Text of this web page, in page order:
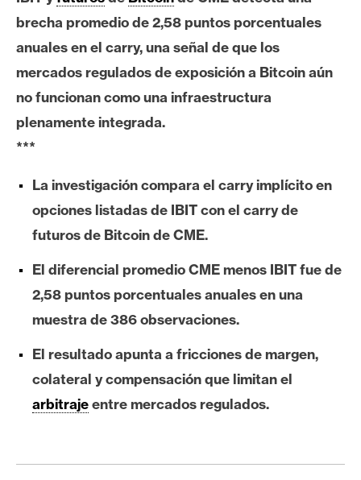
o
i
n
E
e
r
e
u
m
I
n
brecha promedio de 2,58 puntos porcentuales
anuales en el carry, una señal de que los
mercados regulados de exposición a Bitcoin aún
no funcionan como una infraestructura
plenamente integrada.
***
La investigación compara el carry implícito en
opciones listadas de IBIT con el carry de
futuros de Bitcoin de CME.
El diferencial promedio CME menos IBIT fue de
2,58 puntos porcentuales anuales en una
muestra de 386 observaciones.
El resultado apunta a fricciones de margen,
colateral y compensación que limitan el
arbitrajeentre mercados regulados.